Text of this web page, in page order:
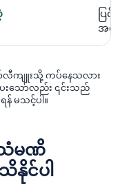
ပြင်း
အပျ
ကျူးသို့ ကပ်နေသလား
ေးသော်လည်း ၎င်းသည်
မသင့်ပါ။
သံမဏိ
င်ပါ